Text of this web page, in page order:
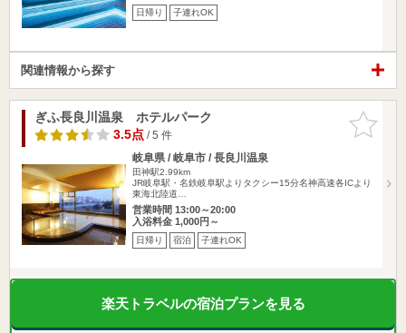
日帰り 子連れOK
関連情報から探す
お気に入
りに追加
ぎふ長良川温泉 ホテルパーク
3.5点/ 5 件
岐阜県 / 岐阜市 / 長良川温泉
田神駅2.99km
JR岐阜駅・名鉄岐阜駅よりタクシー15分名神高速各ICより
東海北陸道…
営業時間 13:00～20:00
入浴料金 1,000円～
日帰り 宿泊 子連れOK
楽天トラベルの宿泊プランを見る